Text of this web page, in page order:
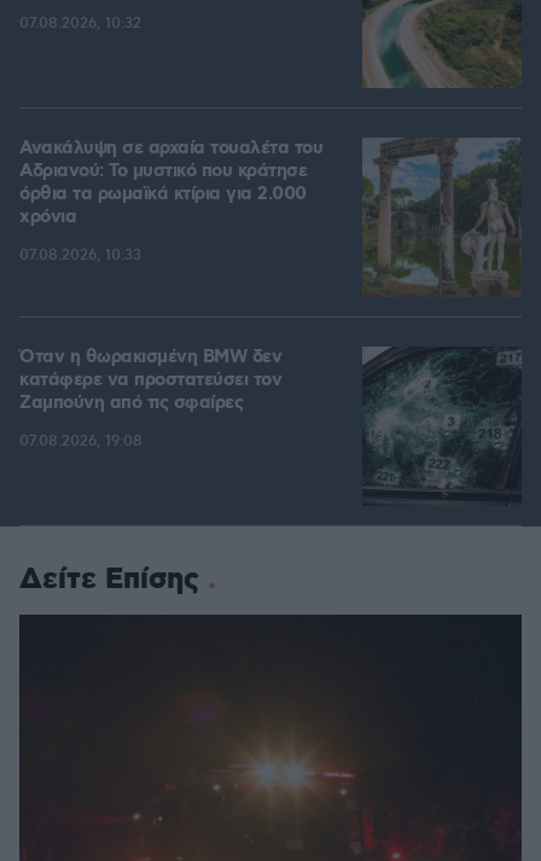
07.08.2026, 10:32
Ανακάλυψη σε αρχαία τουαλέτα του
Αδριανού: Το μυστικό που κράτησε
όρθια τα ρωμαϊκά κτίρια για 2.000
χρόνια
07.08.2026, 10:33
Όταν η θωρακισμένη BMW δεν
κατάφερε να προστατεύσει τον
Ζαμπούνη από τις σφαίρες
07.08.2026, 19:08
Δείτε Επίσης